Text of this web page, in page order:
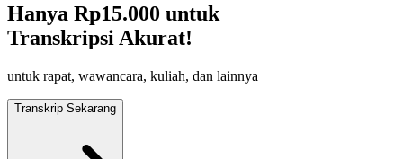
Hanya Rp15.000 untuk
Transkripsi Akurat!
untuk rapat, wawancara, kuliah, dan lainnya
Transkrip Sekarang